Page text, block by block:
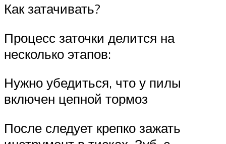
Как затачивать?
Процесс заточки делится на
несколько этапов:
Нужно убедиться, что у пилы
включен цепной тормоз
После следует крепко зажать